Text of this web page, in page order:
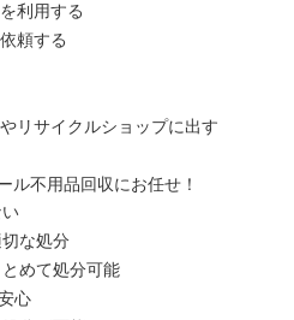
利用する
頼する
リサイクルショップに出す
ル不用品回収にお任せ！
な処分
めて処分可能
心